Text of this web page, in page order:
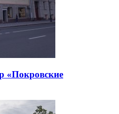
«Покровские